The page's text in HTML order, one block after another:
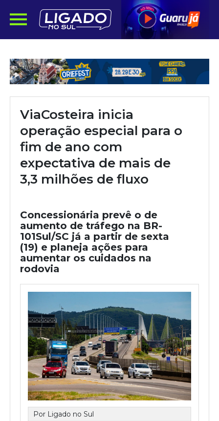
ViaCosteira inicia
operação especial para o
fim de ano com
expectativa de mais de
3,3 milhões de fluxo
Concessionária prevê o de
aumento de tráfego na BR-
101Sul/SC já a partir de sexta
(19) e planeja ações para
aumentar os cuidados na
rodovia
Por Ligado no Sul